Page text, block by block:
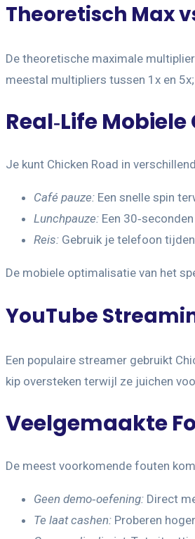
Theoretisch Max
De theoretische maximale
meestal multipliers tussen 1x en
Real‑Life
Je kunt Chicken Road in
Café pauze: Een snelle spin
Lunchpauze: Een
Reis: Gebruik je telefoon
De mobiele optimalisatie van het
YouTube
Een populaire streamer gebruikt
kip oversteken terwijl ze juichen
Veelgemaakte
De meest voorkomende fouten
Geen demo‑oefening: Direct
Te laat cashen: Proberen